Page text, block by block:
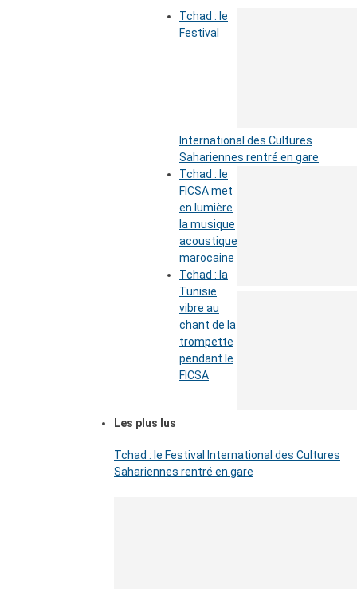
Tchad : le
Festival
International des Cultures
Sahariennes rentré en gare
Tchad : le
FICSA met
en lumière
la musique
acoustique
marocaine
Tchad : la
Tunisie
vibre au
chant de la
trompette
pendant le
FICSA
Les plus lus
Tchad : le Festival International des Cultures
Sahariennes rentré en gare